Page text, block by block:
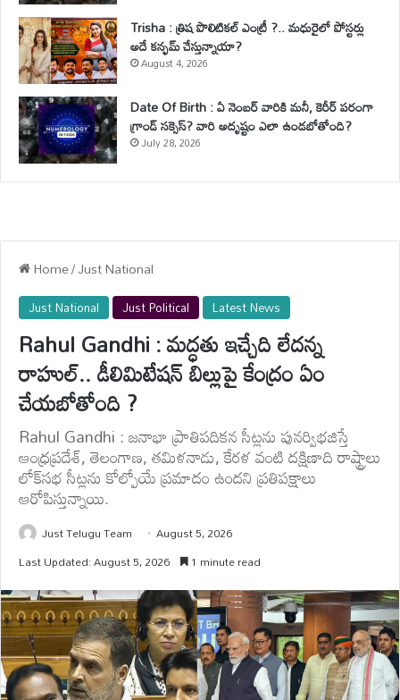
Trisha : త్రిష పొలిటికల్ ఎంట్రీ ?.. మధురైలో పోస్టర్లు
అదే కన్ఫమ్ చేస్తున్నాయా?
August 4, 2026
Date Of Birth : ఏ నెంబర్ వారికి మనీ, కెరీర్ పరంగా
గ్రాండ్ సక్సెస్? వారి అదృష్టం ఎలా ఉండబోతోంది?
July 28, 2026